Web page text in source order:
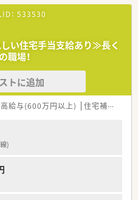
いて】
あり、地域医療に貢献したい意欲
積極的にお迎えいたします。
ので、新しい環境で調剤業務を基
磨きたい方を広く募集します。
広く受け入れており、周囲のス
業務に励める方を求めています。
集しており、年収500万円から最
賞与も年2回支給されるため、
与に反映される仕組みです。
度など福利厚生が充実しており、
： 533530
い住宅手当支給あり≫長く
職場！
トに追加
高給与(600万円以上) 住宅補助(手当)あり
)